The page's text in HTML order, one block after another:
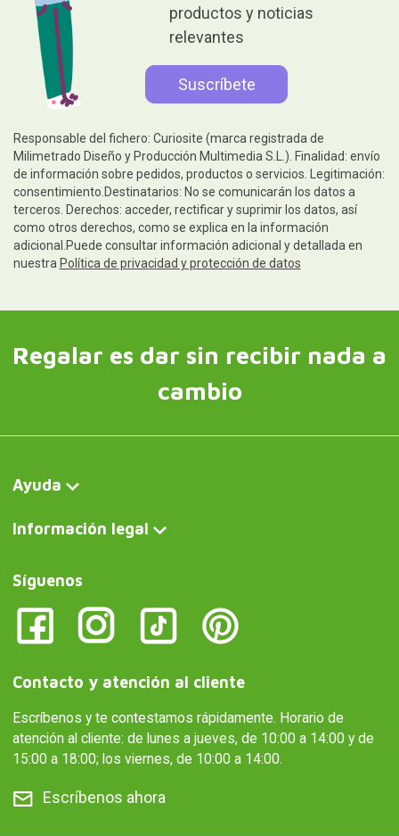
productos y noticias
relevantes
Responsable del fichero: Curiosite (marca registrada de
Milimetrado Diseño y Producción Multimedia S.L.). Finalidad: envío
de información sobre pedidos, productos o servicios. Legitimación:
consentimiento.Destinatarios: No se comunicarán los datos a
terceros. Derechos: acceder, rectificar y suprimir los datos, así
como otros derechos, como se explica en la información
adicional.Puede consultar información adicional y detallada en
nuestra Política de privacidad y protección de datos
Regalar es dar sin recibir nada a
cambio
Ayuda
Información legal
Síguenos
Contacto y atención al cliente
Escríbenos y te contestamos rápidamente. Horario de
atención al cliente: de lunes a jueves, de 10:00 a 14:00 y de
15:00 a 18:00; los viernes, de 10:00 a 14:00.
Escríbenos ahora